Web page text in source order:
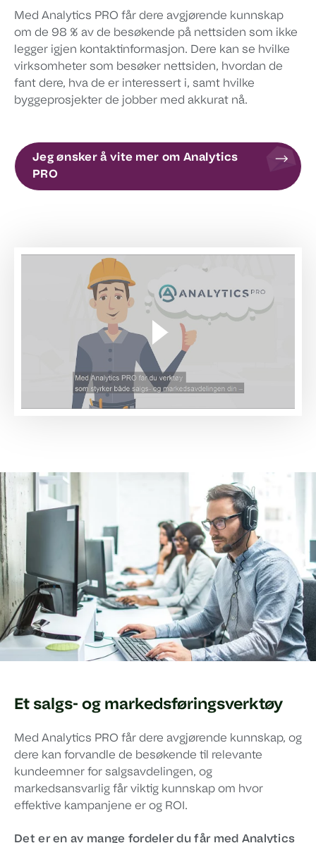
Med Analytics PRO får dere avgjørende kunnskap
om de 98 % av de besøkende på nettsiden som ikke
legger igjen kontaktinformasjon. Dere kan se hvilke
virksomheter som besøker nettsiden, hvordan de
fant dere, hva de er interessert i, samt hvilke
byggeprosjekter de jobber med akkurat nå.
Jeg ønsker å vite mer om Analytics
PRO
Et salgs- og markedsføringsverktøy
Med Analytics PRO får dere avgjørende kunnskap, og
dere kan forvandle de besøkende til relevante
kundeemner for salgsavdelingen, og
markedsansvarlig får viktig kunnskap om hvor
effektive kampanjene er og ROI.
Det er en av mange fordeler du får med Analytics